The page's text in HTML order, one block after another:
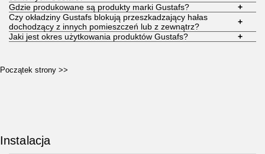
Gdzie produkowane są produkty marki Gustafs?
+
Czy okładziny Gustafs blokują przeszkadzający hałas
dochodzący z innych pomieszczeń lub z zewnątrz?
+
Jaki jest okres użytkowania produktów Gustafs?
+
Początek strony >>
Instalacja